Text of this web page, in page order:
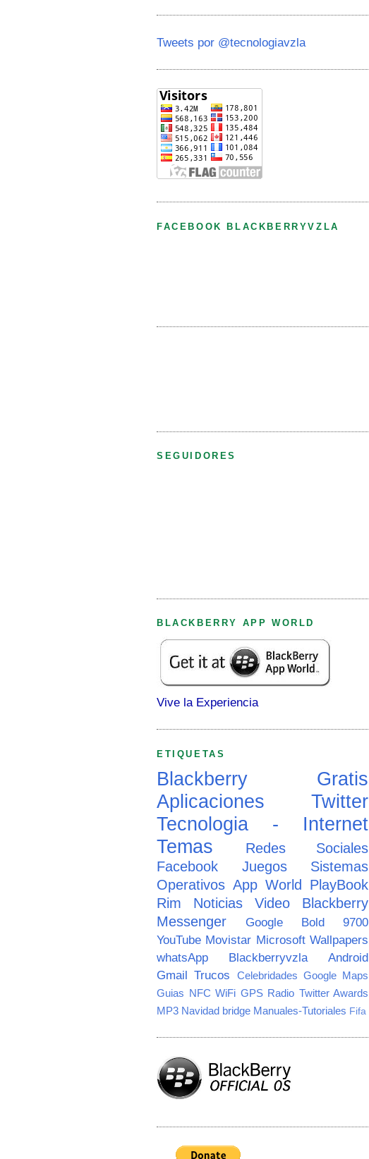
Tweets por @tecnologiavzla
FACEBOOK BLACKBERRYVZLA
SEGUIDORES
BLACKBERRY APP WORLD
Vive la Experiencia
ETIQUETAS
Blackberry
Gratis
Aplicaciones
Twitter
Tecnologia - Internet
Temas
Redes Sociales
Facebook
Juegos
Sistemas
Operativos App World PlayBook
Rim
Noticias Video
Blackberry
Messenger
Google
Bold 9700
YouTube Movistar Microsoft Wallpapers
whatsApp
Blackberryvzla
Android
Gmail Trucos Celebridades Google Maps
Guias NFC WiFi GPS Radio Twitter Awards
MP3 Navidad bridge Manuales-Tutoriales Fifa